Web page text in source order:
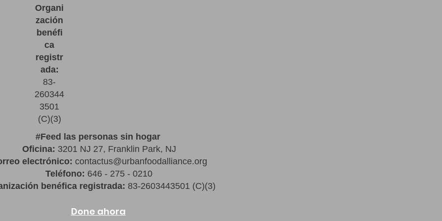
Organi
zación
benéfi
ca
registr
ada:
83-
260344
3501
(C)(3)
#Feed las personas sin hogar
Oficina: 3201 NJ 27, Franklin Park, NJ
electrónico: contactus@urbanfoodalliance.org
Teléfono: 646 - 275 - 0210
benéfica registrada: 83-2603443501 (C)(3)
Done ahora